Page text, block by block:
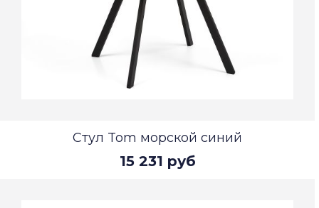
Стул Tom морской синий
15 231 руб